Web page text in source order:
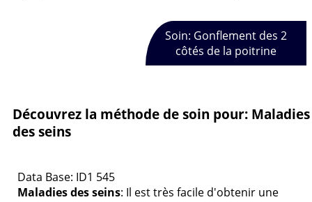
Soin: Gonflement des 2
côtés de la poitrine
Découvrez la méthode de soin pour: Maladies
des seins
Data Base: ID1 545
Maladies des seins: Il est très facile d'obtenir une